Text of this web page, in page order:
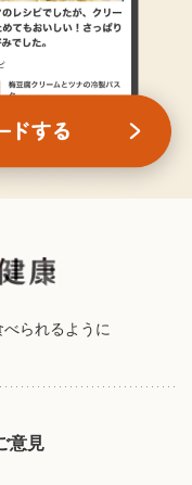
られるように
意見